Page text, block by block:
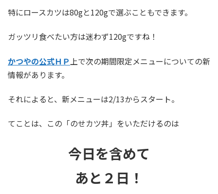
特にロースカツは80gと120gで選ぶこともできます。
ガッツリ食べたい方は迷わず120gですね！
かつやの公式ＨＰ 上で次の期間限定メニューについての新
情報があります。
それによると、新メニューは2/13からスタート。
てことは、この「のせカツ丼」をいただけるのは
今日を含めて
あと２日！